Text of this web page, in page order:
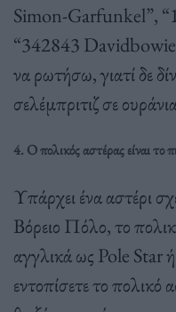
Simon-Garfunkel”,
“342843
να ρωτήσω, γιατί δε
σελέμπριτιζ σε
4. Ο πολικός αστέρας είναι το
Υπάρχει ένα αστέρι
Βόρειο Πόλο, το
αγγλικά ως Pole Star
εντοπίσετε το πολικό